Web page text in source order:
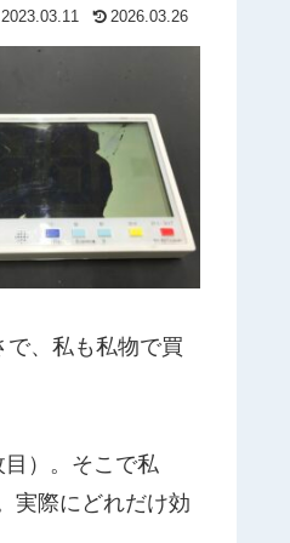
2023.03.11 2026.03.26
、私も私物で買
）。そこで私
実際にどれだけ効